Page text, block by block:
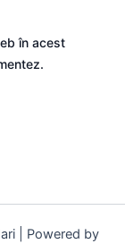
în acest
| Powered by